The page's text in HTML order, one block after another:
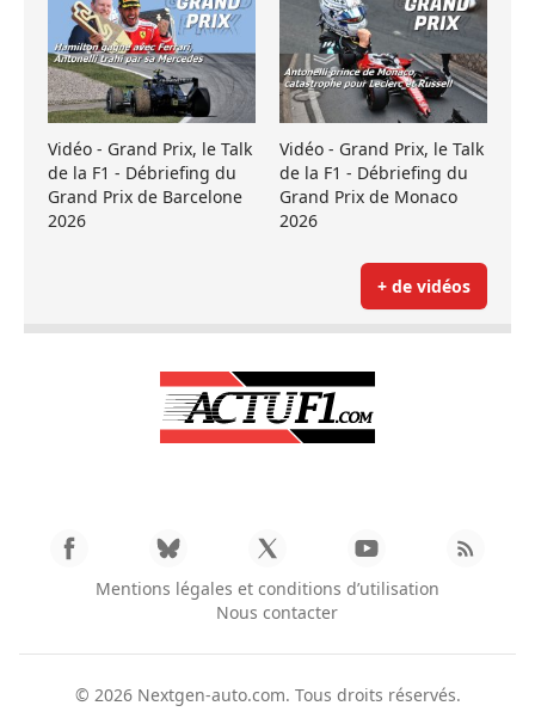
Vidéo - Grand Prix, le Talk
de la F1 - Débriefing du
Grand Prix de Barcelone
2026
Vidéo - Grand Prix, le Talk
de la F1 - Débriefing du
Grand Prix de Monaco
2026
+ de vidéos
Mentions légales et conditions d’utilisation
Nous contacter
© 2026 Nextgen-auto.com. Tous droits réservés.